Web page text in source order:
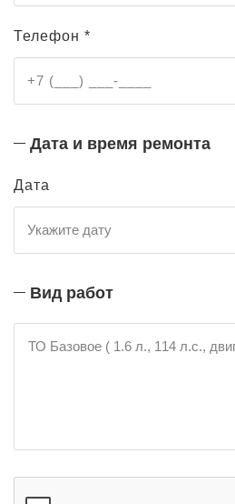
Телефон *
Дата и время ремонта
Дата
Вид работ